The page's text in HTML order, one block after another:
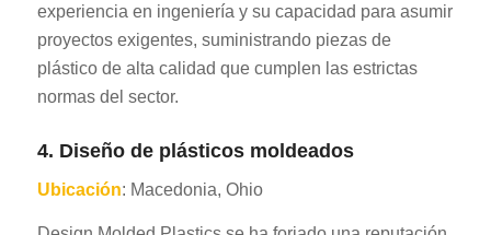
experiencia en ingeniería y su capacidad para asumir
proyectos exigentes, suministrando piezas de
plástico de alta calidad que cumplen las estrictas
normas del sector.
4. Diseño de plásticos moldeados
Ubicación: Macedonia, Ohio